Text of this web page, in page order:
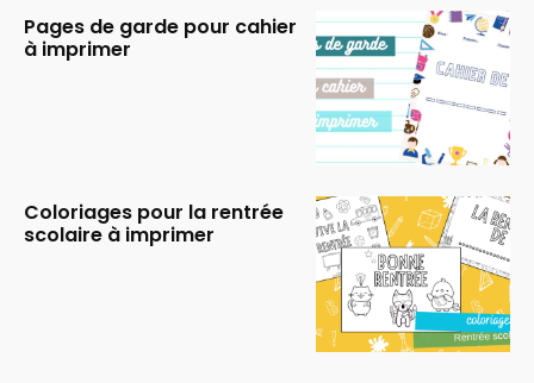
Pages de garde pour cahier
à imprimer
Coloriages pour la rentrée
scolaire à imprimer